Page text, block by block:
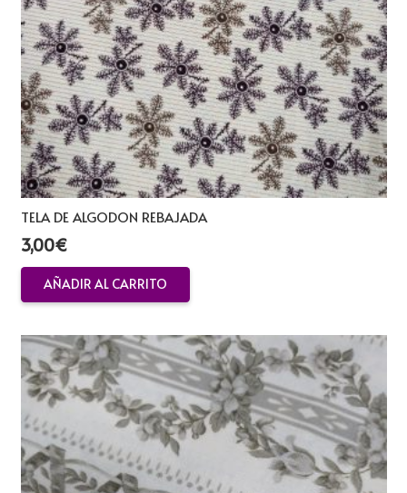
TELA DE ALGODON REBAJADA
3,00€
AÑADIR AL CARRITO